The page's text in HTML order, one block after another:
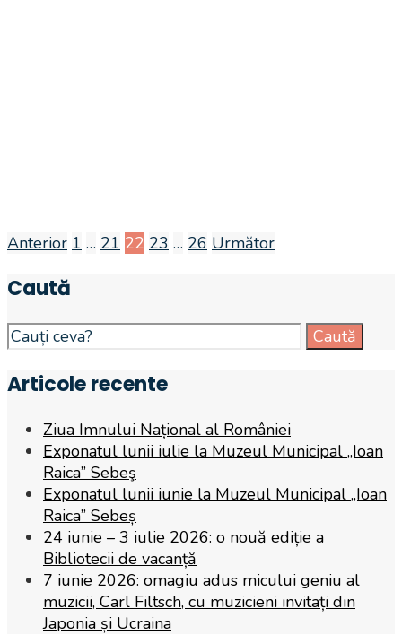
în
articole
Anterior 1 … 21 22 23 … 26 Următor
Caută
Search
for:
Caută
Articole recente
Ziua Imnului Național al României
Exponatul lunii iulie la Muzeul Municipal „Ioan
Raica” Sebeş
Exponatul lunii iunie la Muzeul Municipal „Ioan
Raica” Sebeș
24 iunie – 3 iulie 2026: o nouă ediție a
Bibliotecii de vacanță
7 iunie 2026: omagiu adus micului geniu al
muzicii, Carl Filtsch, cu muzicieni invitați din
Japonia și Ucraina